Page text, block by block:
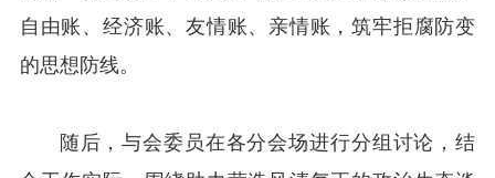
自由账、经济账、友情账、亲情账，筑牢拒腐防变
的思想防线。
随后，与会委员在各分会场进行分组讨论，结